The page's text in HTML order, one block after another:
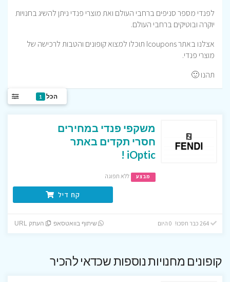
לפנדי מספר סניפים ברחבי העולם ואת מוצרי פנדי ניתן להשיג בחנויות
יוקרה ובוטיקים ברחבי העולם.
אצלנו באתר Icoupons תוכלו למצוא קופונים והטבות לרכישה של
מוצרי פנדי.
תהנו 🙂
הכל 1
משקפי פנדי במחירים
חסרי תקדים באתר
iOptic !
מבצע ללא תפוגה
קח דיל
264 כבר חסכו! 0 היום שיתוף בוואטסאפ העתק URL
קופונים מחנויות נוספות שכדאי להכיר